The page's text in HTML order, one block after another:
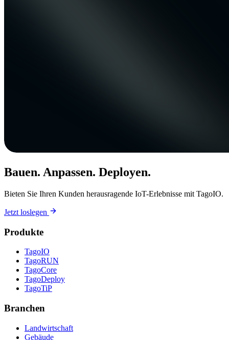
Bauen. Anpassen. Deployen.
Bieten Sie Ihren Kunden herausragende IoT-Erlebnisse mit TagoIO.
Jetzt loslegen
Produkte
TagoIO
TagoRUN
TagoCore
TagoDeploy
TagoTiP
Branchen
Landwirtschaft
Gebäude